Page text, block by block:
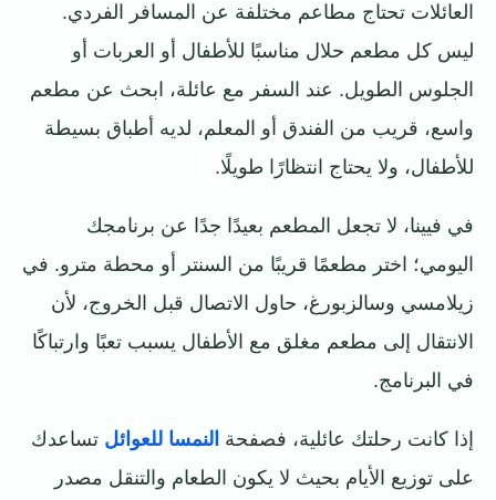
العائلات تحتاج مطاعم مختلفة عن المسافر الفردي.
ليس كل مطعم حلال مناسبًا للأطفال أو العربات أو
الجلوس الطويل. عند السفر مع عائلة، ابحث عن مطعم
واسع، قريب من الفندق أو المعلم، لديه أطباق بسيطة
للأطفال، ولا يحتاج انتظارًا طويلًا.
في فيينا، لا تجعل المطعم بعيدًا جدًا عن برنامجك
اليومي؛ اختر مطعمًا قريبًا من السنتر أو محطة مترو. في
زيلامسي وسالزبورغ، حاول الاتصال قبل الخروج، لأن
الانتقال إلى مطعم مغلق مع الأطفال يسبب تعبًا وارتباكًا
في البرنامج.
إذا كانت رحلتك عائلية، فصفحة النمسا للعوائل تساعدك
على توزيع الأيام بحيث لا يكون الطعام والتنقل مصدر